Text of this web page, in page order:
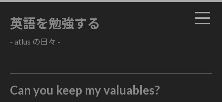
英語を勉強する
- atlus の日々 -
Can you keep my valuables?